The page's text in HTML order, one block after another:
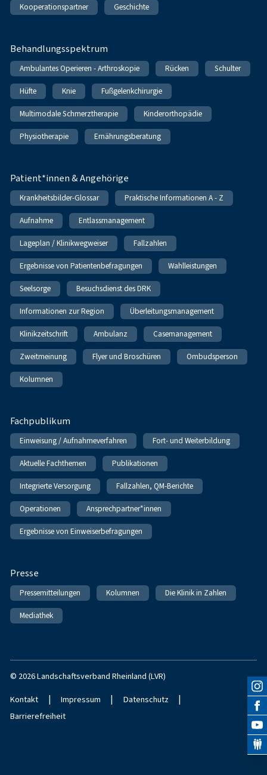
Kooperationspartner Geschichte
Behandlungsspektrum
Ambulantes Operieren - Arthroskopie Rücken Schulter
Hüfte Knie Fußgelenkchirurgie
Multimodale Schmerztherapie Kinderorthopädie
Physiotherapie Ernährungsberatung
Patient*innen & Angehörige
Krankheitsbilder-Glossar Praktische Informationen A - Z
Aufnahme Entlassmanagement
Lageplan / Klinikwegweiser Fallzahlen
Ergebnisse von Patientenbefragungen Wahlleistungen
Seelsorge Besuchsdienst des DRK
Informationen zur Region Überleitungsmanagement
Klinikzeitschrift Ambulanz Casemanagement
Zweitmeinung Flyer und Broschüren Ombudsperson
Kolumnen
Fachpublikum
Einweisung / Aufnahmeverfahren Fort- und Weiterbildung
Aktuelle Fachthemen Publikationen
Integrierte Versorgung Fallzahlen, QM-Berichte
Operationen Ansprechpartner*innen
Ergebnisse von Einweiserbefragungen
Presse
Pressemitteilungen Kolumnen Die Klinik in Zahlen
Mediathek
© 2026 Landschaftsverband Rheinland (LVR)
Kontakt | Impressum | Datenschutz |
Barrierefreiheit